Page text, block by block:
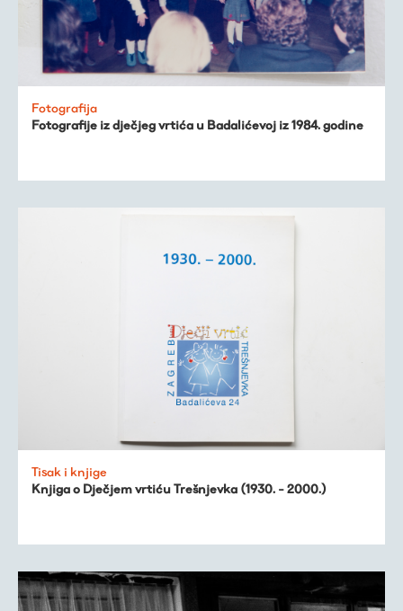
Virtualni fundus
Živa baština
Virtualni program
Trešnjevačka
kronologija
Publikacije
Fotografija
Fotografije iz dječjeg vrtića u Badalićevoj iz 1984. godine
Tisak i knjige
Knjiga o Dječjem vrtiću Trešnjevka (1930. - 2000.)